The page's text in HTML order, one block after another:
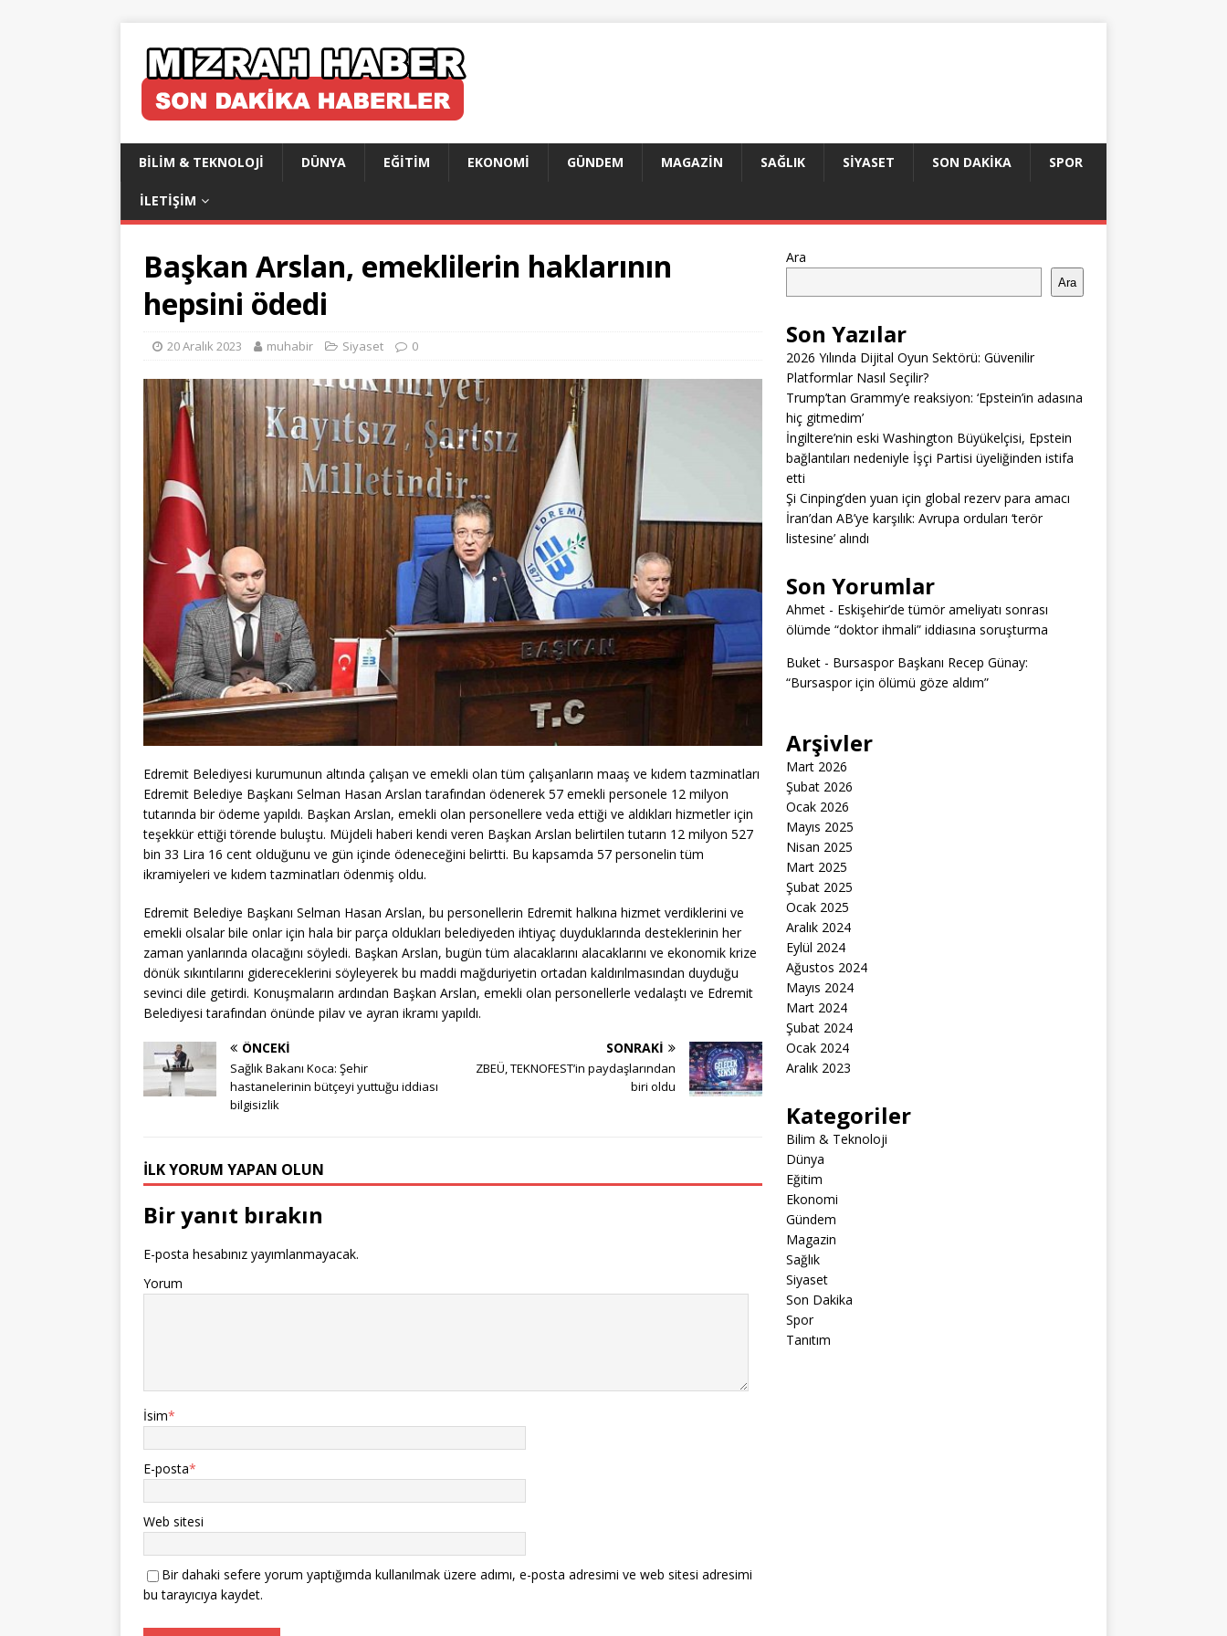
BILIM & TEKNOLOJI DÜNYA EĞITIM EKONOMI GÜNDEM MAGAZIN SAĞLIK SIYASET SON DAKIKA SPOR
İLETIŞIM
Başkan Arslan, emeklilerin haklarının
hepsini ödedi
20 Aralık 2023 muhabir Siyaset 0
Edremit Belediyesi kurumunun altında çalışan ve emekli olan tüm çalışanların maaş ve kıdem tazminatları
Edremit Belediye Başkanı Selman Hasan Arslan tarafından ödenerek 57 emekli personele 12 milyon
tutarında bir ödeme yapıldı. Başkan Arslan, emekli olan personellere veda ettiği ve aldıkları hizmetler için
teşekkür ettiği törende buluştu. Müjdeli haberi kendi veren Başkan Arslan belirtilen tutarın 12 milyon 527
bin 33 Lira 16 cent olduğunu ve gün içinde ödeneceğini belirtti. Bu kapsamda 57 personelin tüm
ikramiyeleri ve kıdem tazminatları ödenmiş oldu.
Edremit Belediye Başkanı Selman Hasan Arslan, bu personellerin Edremit halkına hizmet verdiklerini ve
emekli olsalar bile onlar için hala bir parça oldukları belediyeden ihtiyaç duyduklarında desteklerinin her
zaman yanlarında olacağını söyledi. Başkan Arslan, bugün tüm alacaklarını alacaklarını ve ekonomik krize
dönük sıkıntılarını gidereceklerini söyleyerek bu maddi mağduriyetin ortadan kaldırılmasından duyduğu
sevinci dile getirdi. Konuşmaların ardından Başkan Arslan, emekli olan personellerle vedalaştı ve Edremit
Belediyesi tarafından önünde pilav ve ayran ikramı yapıldı.
ÖNCEKI
Sağlık Bakanı Koca: Şehir
hastanelerinin bütçeyi yuttuğu iddiası
bilgisizlik
SONRAKI
ZBEÜ, TEKNOFEST’in paydaşlarından
biri oldu
İLK YORUM YAPAN OLUN
Bir yanıt bırakın
E-posta hesabınız yayımlanmayacak.
Yorum
İsim*
E-posta*
Web sitesi
Bir dahaki sefere yorum yaptığımda kullanılmak üzere adımı, e-posta adresimi ve web sitesi adresimi
bu tarayıcıya kaydet.
Ara
Ara
Son Yazılar
2026 Yılında Dijital Oyun Sektörü: Güvenilir
Platformlar Nasıl Seçilir?
Trump’tan Grammy’e reaksiyon: ‘Epstein’in adasına
hiç gitmedim’
İngiltere’nin eski Washington Büyükelçisi, Epstein
bağlantıları nedeniyle İşçi Partisi üyeliğinden istifa
etti
Şi Cinping’den yuan için global rezerv para amacı
İran’dan AB’ye karşılık: Avrupa orduları ‘terör
listesine’ alındı
Son Yorumlar
Ahmet- Eskişehir’de tümör ameliyatı sonrası
ölümde “doktor ihmali” iddiasına soruşturma
Buket- Bursaspor Başkanı Recep Günay:
“Bursaspor için ölümü göze aldım”
Arşivler
Mart 2026
Şubat 2026
Ocak 2026
Mayıs 2025
Nisan 2025
Mart 2025
Şubat 2025
Ocak 2025
Aralık 2024
Eylül 2024
Ağustos 2024
Mayıs 2024
Mart 2024
Şubat 2024
Ocak 2024
Aralık 2023
Kategoriler
Bilim & Teknoloji
Dünya
Eğitim
Ekonomi
Gündem
Magazin
Sağlık
Siyaset
Son Dakika
Spor
Tanıtım